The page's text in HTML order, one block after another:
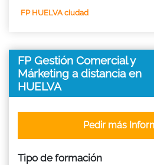
FP HUELVA ciudad
FP Gestión Comercial y
Márketing a distancia en
HUELVA
Tipo de formación
Pedir más